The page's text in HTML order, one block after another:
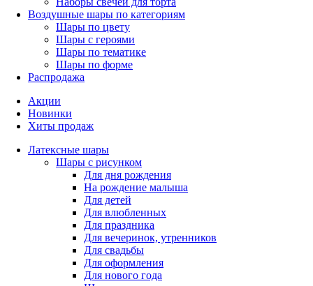
Воздушные шары по категориям
Шары по цвету
Шары с героями
Шары по тематике
Шары по форме
Распродажа
Акции
Новинки
Хиты продаж
Латексные шары
Шары с рисунком
Для дня рождения
На рождение малыша
Для детей
Для влюбленных
Для праздника
Для вечеринок, утренников
Для свадьбы
Для оформления
Для нового года